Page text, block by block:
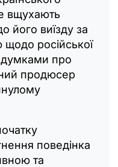
вщухають
його виїзду за
російської
думками про
продюсер
поведінка
та